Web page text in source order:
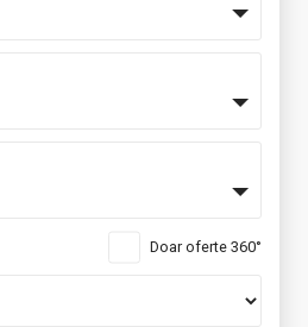
Doar oferte 360°